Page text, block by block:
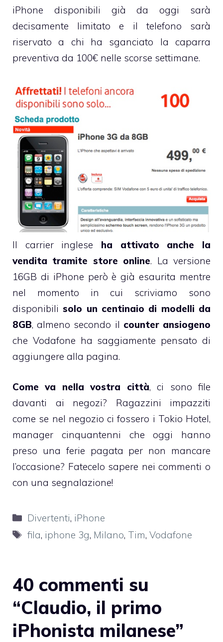
iPhone disponibili già da oggi sarà
decisamente limitato e il telefono sarà
riservato a chi ha sganciato la caparra
preventiva da 100€ nelle scorse settimane.
Il carrier inglese ha attivato anche la
vendita tramite store online. La versione
16GB di iPhone però è già esaurita mentre
nel momento in cui scriviamo sono
disponibilisolo un centinaio di modelli da
8GB, almeno secondo il counter ansiogeno
che Vodafone ha saggiamente pensato di
aggiungere alla pagina.
Come va nella vostra città, ci sono file
davanti ai negozi? Ragazzini impazziti
come se nel negozio ci fossero i Tokio Hotel,
manager cinquantenni che oggi hanno
preso una ferie pagata per non mancare
l’occasione? Fatecelo sapere nei commenti o
con una segnalazione!
Categorie
Divertenti, iPhone
Tag
fila, iphone 3g, Milano, Tim,Vodafone
40 commenti su
“Claudio, il primo
iPhonista milanese”